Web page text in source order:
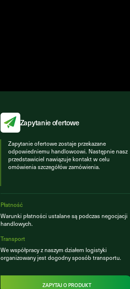
Zapytanie ofertowe
Zapytanie ofertowe zostaje przekazane
odpowiedniemu handlowcowi. Następnie nasz
przedstawiciel nawiązuje kontakt w celu
omówienia szczegółów zamówienia.
Płatność
Warunki płatności ustalane są podczas negocjacji
handlowych.
Transport
We współpracy z naszym działem logistyki
organizowany jest dogodny sposób transportu.
ZAPYTAJ O PRODUKT